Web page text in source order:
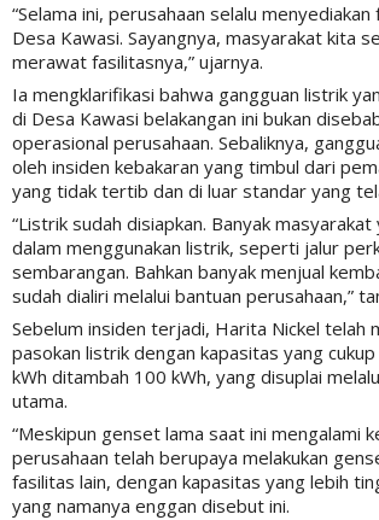
“Selama ini, perusahaan selalu
Desa Kawasi. Sayangnya, masyarakat kita
merawat fasilitasnya,” ujarnya.
Ia mengklarifikasi bahwa gangguan listrik
di Desa Kawasi belakangan ini bukan
operasional perusahaan. Sebaliknya,
oleh insiden kebakaran yang timbul dari
yang tidak tertib dan di luar standar yang
“Listrik sudah disiapkan. Banyak
dalam menggunakan listrik, seperti jalur
sembarangan. Bahkan banyak menjual
sudah dialiri melalui bantuan perusahaan,”
Sebelum insiden terjadi, Harita Nickel telah
pasokan listrik dengan kapasitas yang
kWh ditambah 100 kWh, yang disuplai
utama.
“Meskipun genset lama saat ini mengalami
perusahaan telah berupaya melakukan
fasilitas lain, dengan kapasitas yang lebih
yang namanya enggan disebut ini.